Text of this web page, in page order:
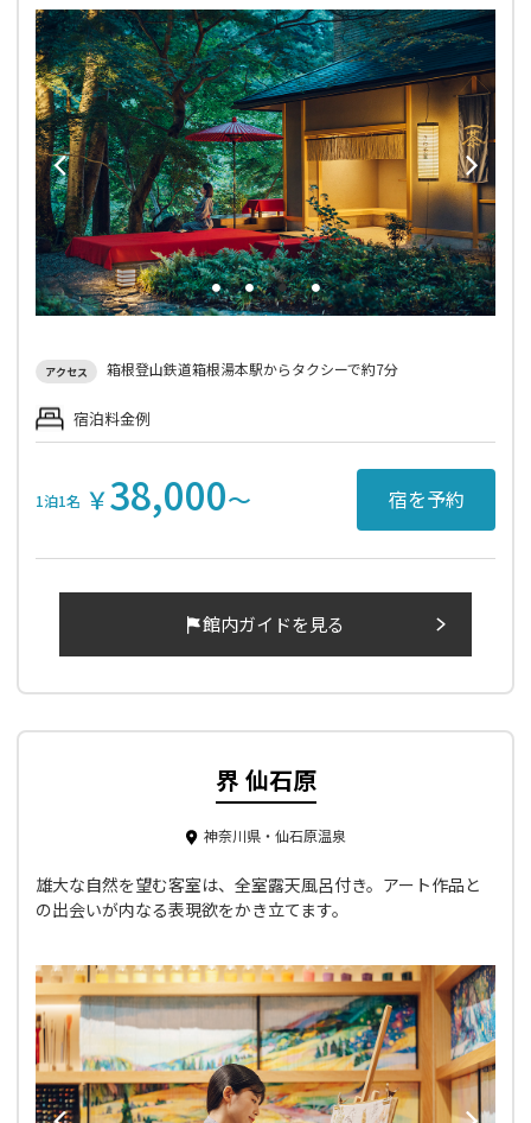
アクセス 箱根登山鉄道箱根湯本駅からタクシーで約7分
宿泊料金例
1泊1名 ￥38,000〜 宿を予約
館内ガイドを見る
界 仙石原
神奈川県・仙石原温泉
雄大な自然を望む客室は、全室露天風呂付き。アート作品と
の出会いが内なる表現欲をかき立てます。